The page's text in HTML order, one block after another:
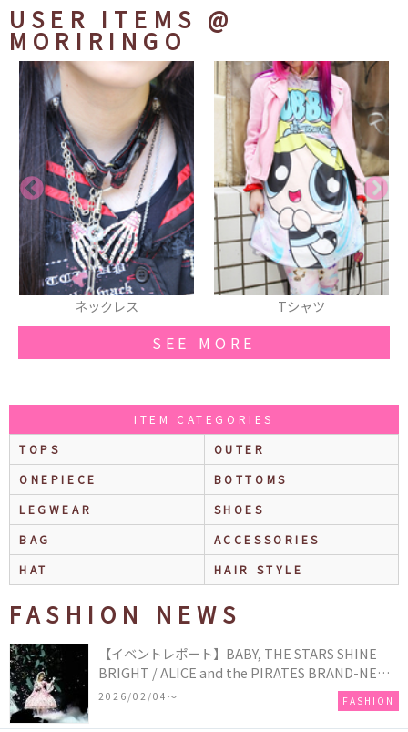
USER ITEMS @
MORIRINGO
Tシャツ リング
SEE MORE
ITEM CATEGORIES
TOPS
OUTER
ONEPIECE
BOTTOMS
LEGWEAR
SHOES
BAG
ACCESSORIES
HAT
HAIR STYLE
FASHION NEWS
【イベントレポート】BABY, THE STARS SHINE
BRIGHT / ALICE and the PIRATES BRAND-NEW
COLLECTION in TOKYO
2026/02/04〜 FASHION